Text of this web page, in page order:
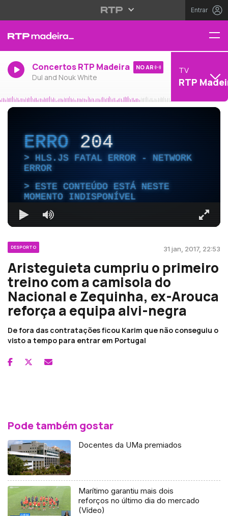
Entrar
Concertos RTP Madeira
Dul and Nouk White
NO AR TV
RTP
ERRO204
HLS.JS FATAL ERROR - NETWORK
ERROR
ESTE CONTEÚDO ESTÁ NESTE
MOMENTO INDISPONÍVEL
DESPORTO 31 jan, 2017, 22:53
Aristeguieta cumpriu o primeiro
treino com a camisola do
Nacional e Zequinha, ex-Arouca
reforça a equipa alvi-negra
De fora das contratações ficou Karim que não conseguiu o
visto a tempo para entrar em Portugal
Pode também gostar
Docentes da UMa premiados
Marítimo garantiu mais dois
reforços no último dia do mercado
(Vídeo)